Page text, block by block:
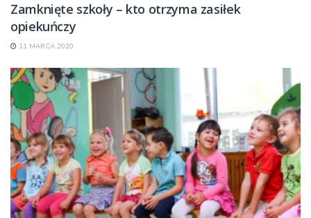
Zamknięte szkoły – kto otrzyma zasiłek
opiekuńczy
11 MARCA 2020